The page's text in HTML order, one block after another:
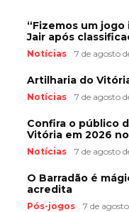
“Fizemos um
Jair após
Notícias 7 de agosto
Artilharia do
Notícias 7 de agosto
Confira o público
Vitória em 2026
Notícias 7 de agosto
O Barradão é
acredita
Pós-jogos 7 de